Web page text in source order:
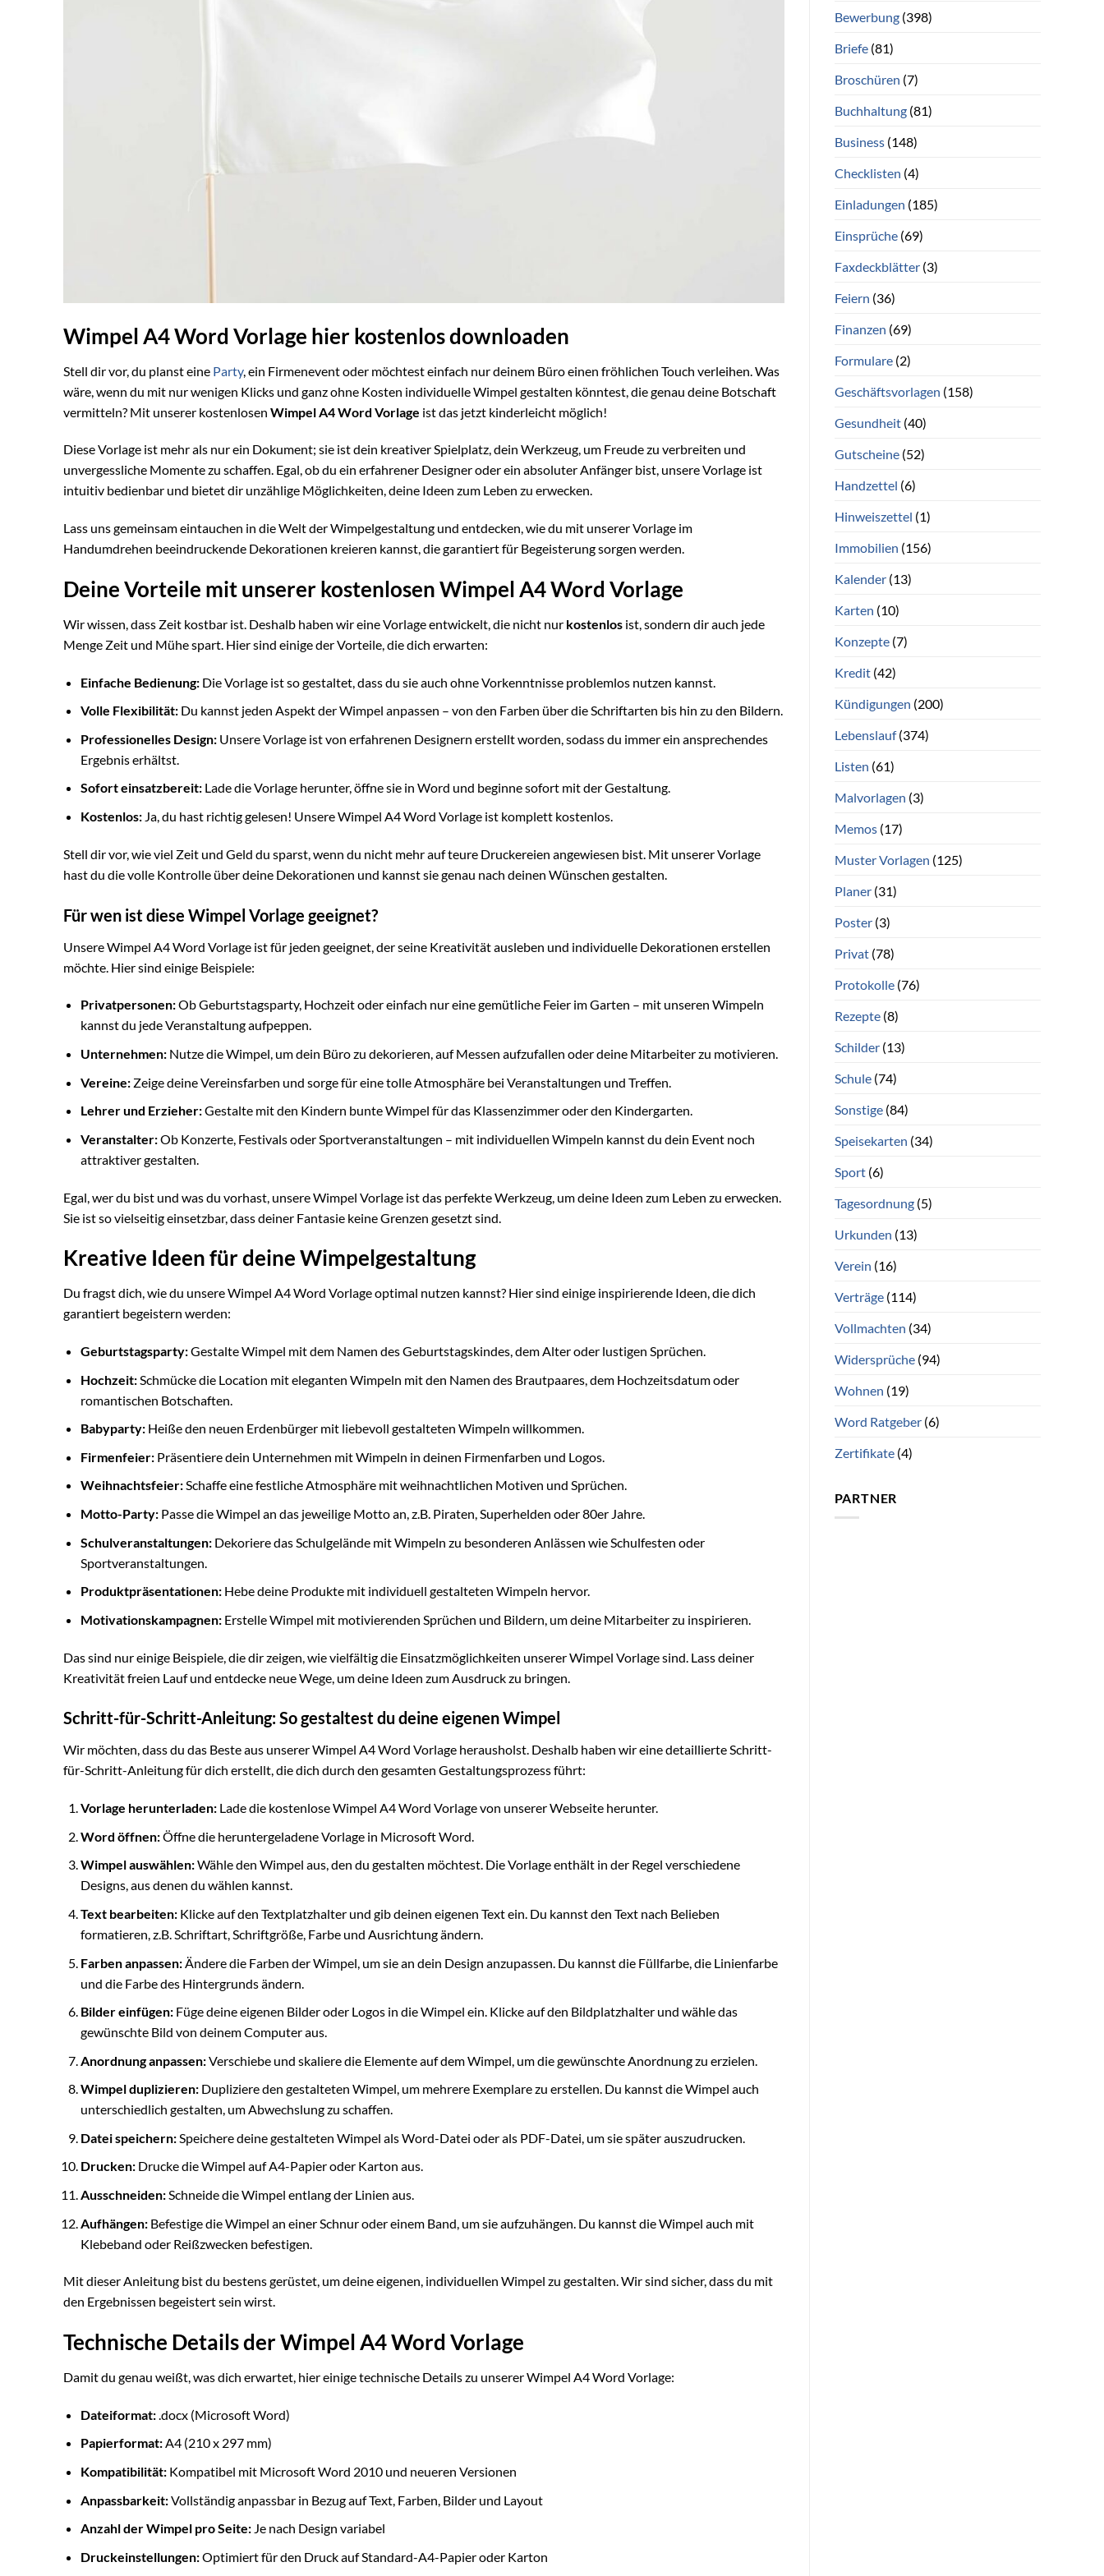
Wimpel A4 Word Vorlage hier kostenlos downloaden
Stell dir vor, du planst eine Party, ein Firmenevent oder möchtest einfach nur deinem Büro einen fröhlichen Touch verleihen. Was
wäre, wenn du mit nur wenigen Klicks und ganz ohne Kosten individuelle Wimpel gestalten könntest, die genau deine Botschaft
vermitteln? Mit unserer kostenlosen Wimpel A4 Word Vorlage ist das jetzt kinderleicht möglich!
Diese Vorlage ist mehr als nur ein Dokument; sie ist dein kreativer Spielplatz, dein Werkzeug, um Freude zu verbreiten und
unvergessliche Momente zu schaffen. Egal, ob du ein erfahrener Designer oder ein absoluter Anfänger bist, unsere Vorlage ist
intuitiv bedienbar und bietet dir unzählige Möglichkeiten, deine Ideen zum Leben zu erwecken.
Lass uns gemeinsam eintauchen in die Welt der Wimpelgestaltung und entdecken, wie du mit unserer Vorlage im
Handumdrehen beeindruckende Dekorationen kreieren kannst, die garantiert für Begeisterung sorgen werden.
Deine Vorteile mit unserer kostenlosen Wimpel A4 Word Vorlage
Wir wissen, dass Zeit kostbar ist. Deshalb haben wir eine Vorlage entwickelt, die nicht nur kostenlos ist, sondern dir auch jede
Menge Zeit und Mühe spart. Hier sind einige der Vorteile, die dich erwarten:
Einfache Bedienung:Die Vorlage ist so gestaltet, dass du sie auch ohne Vorkenntnisse problemlos nutzen kannst.
Volle Flexibilität:Du kannst jeden Aspekt der Wimpel anpassen – von den Farben über die Schriftarten bis hin zu den Bildern.
Professionelles Design:Unsere Vorlage ist von erfahrenen Designern erstellt worden, sodass du immer ein ansprechendes
Ergebnis erhältst.
Sofort einsatzbereit:Lade die Vorlage herunter, öffne sie in Word und beginne sofort mit der Gestaltung.
Kostenlos:Ja, du hast richtig gelesen! Unsere Wimpel A4 Word Vorlage ist komplett kostenlos.
Stell dir vor, wie viel Zeit und Geld du sparst, wenn du nicht mehr auf teure Druckereien angewiesen bist. Mit unserer Vorlage
hast du die volle Kontrolle über deine Dekorationen und kannst sie genau nach deinen Wünschen gestalten.
Für wen ist diese Wimpel Vorlage geeignet?
Unsere Wimpel A4 Word Vorlage ist für jeden geeignet, der seine Kreativität ausleben und individuelle Dekorationen erstellen
möchte. Hier sind einige Beispiele:
Privatpersonen:Ob Geburtstagsparty, Hochzeit oder einfach nur eine gemütliche Feier im Garten – mit unseren Wimpeln
kannst du jede Veranstaltung aufpeppen.
Unternehmen:Nutze die Wimpel, um dein Büro zu dekorieren, auf Messen aufzufallen oder deine Mitarbeiter zu motivieren.
Vereine:Zeige deine Vereinsfarben und sorge für eine tolle Atmosphäre bei Veranstaltungen und Treffen.
Lehrer und Erzieher:Gestalte mit den Kindern bunte Wimpel für das Klassenzimmer oder den Kindergarten.
Veranstalter:Ob Konzerte, Festivals oder Sportveranstaltungen – mit individuellen Wimpeln kannst du dein Event noch
attraktiver gestalten.
Egal, wer du bist und was du vorhast, unsere Wimpel Vorlage ist das perfekte Werkzeug, um deine Ideen zum Leben zu erwecken.
Sie ist so vielseitig einsetzbar, dass deiner Fantasie keine Grenzen gesetzt sind.
Kreative Ideen für deine Wimpelgestaltung
Du fragst dich, wie du unsere Wimpel A4 Word Vorlage optimal nutzen kannst? Hier sind einige inspirierende Ideen, die dich
garantiert begeistern werden:
Geburtstagsparty:Gestalte Wimpel mit dem Namen des Geburtstagskindes, dem Alter oder lustigen Sprüchen.
Hochzeit:Schmücke die Location mit eleganten Wimpeln mit den Namen des Brautpaares, dem Hochzeitsdatum oder
romantischen Botschaften.
Babyparty:Heiße den neuen Erdenbürger mit liebevoll gestalteten Wimpeln willkommen.
Firmenfeier:Präsentiere dein Unternehmen mit Wimpeln in deinen Firmenfarben und Logos.
Weihnachtsfeier:Schaffe eine festliche Atmosphäre mit weihnachtlichen Motiven und Sprüchen.
Motto-Party:Passe die Wimpel an das jeweilige Motto an, z.B. Piraten, Superhelden oder 80er Jahre.
Schulveranstaltungen:Dekoriere das Schulgelände mit Wimpeln zu besonderen Anlässen wie Schulfesten oder
Sportveranstaltungen.
Produktpräsentationen:Hebe deine Produkte mit individuell gestalteten Wimpeln hervor.
Motivationskampagnen:Erstelle Wimpel mit motivierenden Sprüchen und Bildern, um deine Mitarbeiter zu inspirieren.
Das sind nur einige Beispiele, die dir zeigen, wie vielfältig die Einsatzmöglichkeiten unserer Wimpel Vorlage sind. Lass deiner
Kreativität freien Lauf und entdecke neue Wege, um deine Ideen zum Ausdruck zu bringen.
Schritt-für-Schritt-Anleitung: So gestaltest du deine eigenen Wimpel
Wir möchten, dass du das Beste aus unserer Wimpel A4 Word Vorlage herausholst. Deshalb haben wir eine detaillierte Schritt-
für-Schritt-Anleitung für dich erstellt, die dich durch den gesamten Gestaltungsprozess führt:
Vorlage herunterladen:Lade die kostenlose Wimpel A4 Word Vorlage von unserer Webseite herunter.
Word öffnen:Öffne die heruntergeladene Vorlage in Microsoft Word.
Wimpel auswählen:Wähle den Wimpel aus, den du gestalten möchtest. Die Vorlage enthält in der Regel verschiedene
Designs, aus denen du wählen kannst.
Text bearbeiten:Klicke auf den Textplatzhalter und gib deinen eigenen Text ein. Du kannst den Text nach Belieben
formatieren, z.B. Schriftart, Schriftgröße, Farbe und Ausrichtung ändern.
Farben anpassen:Ändere die Farben der Wimpel, um sie an dein Design anzupassen. Du kannst die Füllfarbe, die Linienfarbe
und die Farbe des Hintergrunds ändern.
Bilder einfügen:Füge deine eigenen Bilder oder Logos in die Wimpel ein. Klicke auf den Bildplatzhalter und wähle das
gewünschte Bild von deinem Computer aus.
Anordnung anpassen:Verschiebe und skaliere die Elemente auf dem Wimpel, um die gewünschte Anordnung zu erzielen.
Wimpel duplizieren:Dupliziere den gestalteten Wimpel, um mehrere Exemplare zu erstellen. Du kannst die Wimpel auch
unterschiedlich gestalten, um Abwechslung zu schaffen.
Datei speichern:Speichere deine gestalteten Wimpel als Word-Datei oder als PDF-Datei, um sie später auszudrucken.
Drucken:Drucke die Wimpel auf A4-Papier oder Karton aus.
Ausschneiden:Schneide die Wimpel entlang der Linien aus.
Aufhängen:Befestige die Wimpel an einer Schnur oder einem Band, um sie aufzuhängen. Du kannst die Wimpel auch mit
Klebeband oder Reißzwecken befestigen.
Mit dieser Anleitung bist du bestens gerüstet, um deine eigenen, individuellen Wimpel zu gestalten. Wir sind sicher, dass du mit
den Ergebnissen begeistert sein wirst.
Technische Details der Wimpel A4 Word Vorlage
Damit du genau weißt, was dich erwartet, hier einige technische Details zu unserer Wimpel A4 Word Vorlage:
Dateiformat:.docx (Microsoft Word)
Papierformat:A4 (210 x 297 mm)
Kompatibilität:Kompatibel mit Microsoft Word 2010 und neueren Versionen
Anpassbarkeit:Vollständig anpassbar in Bezug auf Text, Farben, Bilder und Layout
Anzahl der Wimpel pro Seite:Je nach Design variabel
Druckeinstellungen:Optimiert für den Druck auf Standard-A4-Papier oder Karton
Bewerbung(398)
Briefe(81)
Broschüren (7)
Buchhaltung(81)
Business(148)
Checklisten (4)
Einladungen (185)
Einsprüche(69)
Faxdeckblätter(3)
Feiern (36)
Finanzen (69)
Formulare(2)
Geschäftsvorlagen (158)
Gesundheit(40)
Gutscheine(52)
Handzettel (6)
Hinweiszettel (1)
Immobilien (156)
Kalender(13)
Karten (10)
Konzepte(7)
Kredit(42)
Kündigungen (200)
Lebenslauf(374)
Listen (61)
Malvorlagen (3)
Memos(17)
Muster Vorlagen (125)
Planer(31)
Poster(3)
Privat(78)
Protokolle(76)
Rezepte(8)
Schilder(13)
Schule(74)
Sonstige(84)
Speisekarten (34)
Sport(6)
Tagesordnung(5)
Urkunden (13)
Verein (16)
Verträge(114)
Vollmachten (34)
Widersprüche(94)
Wohnen (19)
Word Ratgeber(6)
Zertifikate(4)
PARTNER